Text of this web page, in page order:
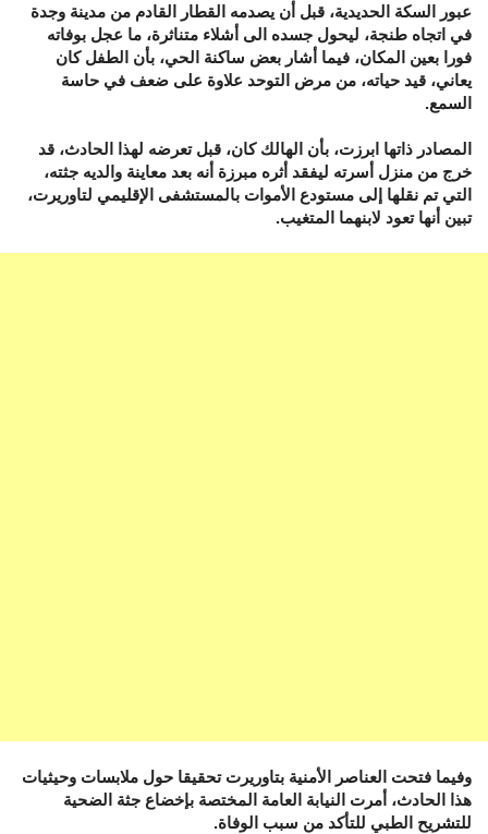
عبور السكة الحديدية، قبل أن يصدمه القطار القادم من مدينة وجدة
في اتجاه طنجة، ليحول جسده الى أشلاء متناثرة، ما عجل بوفاته
فورا بعين المكان، فيما أشار بعض ساكنة الحي، بأن الطفل كان
يعاني، قيد حياته، من مرض التوحد علاوة على ضعف في حاسة
السمع.
المصادر ذاتها ابرزت، بأن الهالك كان، قبل تعرضه لهذا الحادث، قد
خرج من منزل أسرته ليفقد أثره مبرزة أنه بعد معاينة والديه جثته،
التي تم نقلها إلى مستودع الأموات بالمستشفى الإقليمي لتاوريرت،
تبين أنها تعود لابنهما المتغيب.
وفيما فتحت العناصر الأمنية بتاوريرت تحقيقا حول ملابسات وحيثيات
هذا الحادث، أمرت النيابة العامة المختصة بإخضاع جثة الضحية
للتشريح الطبي للتأكد من سبب الوفاة.